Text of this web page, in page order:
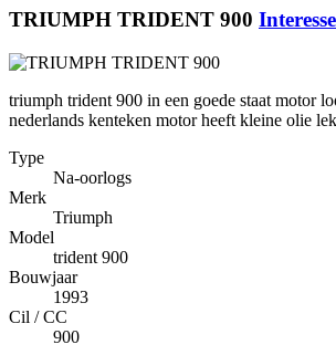
TRIUMPH TRIDENT 900
triumph trident 900 in een goede staat motor
nederlands kenteken motor heeft kleine olie
Type
Na-oorlogs
Merk
Triumph
Model
trident 900
Bouwjaar
1993
Cil / CC
900